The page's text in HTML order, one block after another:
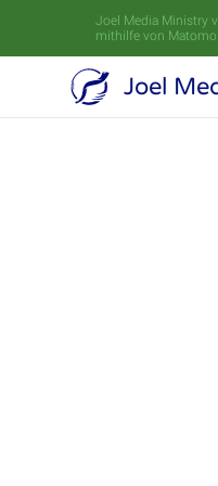
Joel Media Ministry
mithilfe von
Joel